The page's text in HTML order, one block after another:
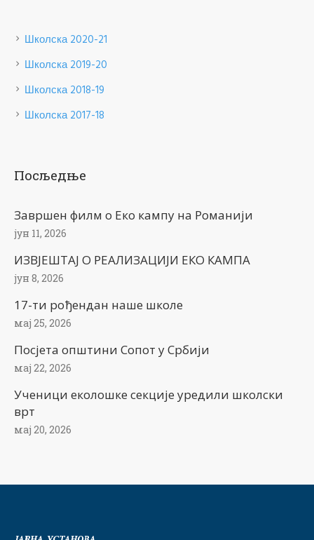
Школска 2020-21
Школска 2019-20
Школска 2018-19
Школска 2017-18
Посљедње
Завршен филм о Еко кампу на Романији
јун 11, 2026
ИЗВЈЕШТАЈ О РЕАЛИЗАЦИЈИ ЕКО КАМПА
јун 8, 2026
17-ти рођендан наше школе
мај 25, 2026
Посјета општини Сопот у Србији
мај 22, 2026
Ученици еколошке секције уредили школски
врт
мај 20, 2026